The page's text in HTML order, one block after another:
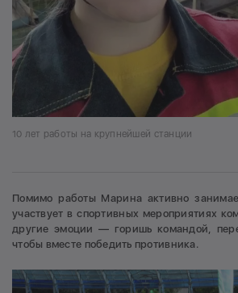
10 лет работы на крупнейшей станции
Помимо работы Марина активно
участвует в спортивных мероприятиях
другие эмоции — горишь командой,
чтобы вместе победить противника.